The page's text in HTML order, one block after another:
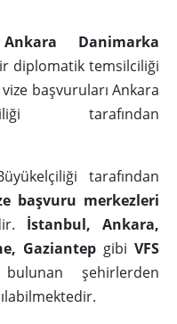
Ankara Danimarka
diplomatik temsilciliği
başvuruları Ankara
tarafından
tarafından
başvuru merkezleri
İstanbul, Ankara,
GaziantepgibiVFS
şehirlerden